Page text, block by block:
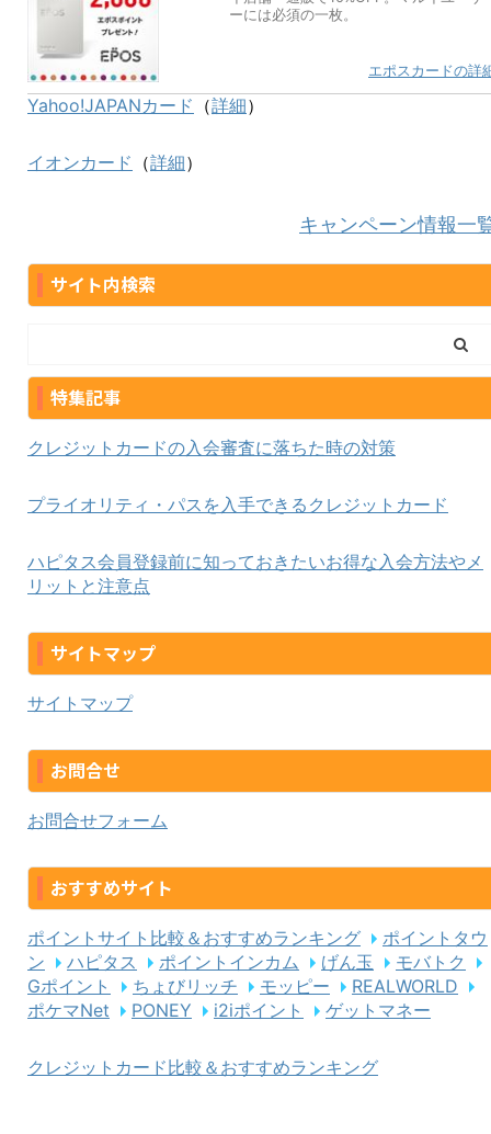
ーには必須の一枚。
エポスカードの詳
Yahoo!JAPANカード （詳細）
イオンカード （詳細）
キャンペーン情報一
サイト内検索
特集記事
クレジットカードの入会審査に落ちた時の対策
プライオリティ・パスを入手できるクレジットカード
ハピタス会員登録前に知っておきたいお得な入会方法やメ
リットと注意点
サイトマップ
サイトマップ
お問合せ
お問合せフォーム
おすすめサイト
ポイントサイト比較＆おすすめランキング
ポイントタウ
ン
ハピタス ポイントインカム げん玉
モバトク
Gポイント
ちょびリッチ モッピー
REALWORLD
ポケマNet
PONEY i2iポイント ゲットマネー
クレジットカード比較＆おすすめランキング